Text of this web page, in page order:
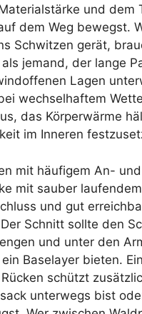
und dem
dem Weg bewegst.
Schwitzen gerät,
jemand, der lange
Lagen
wechselhaftem
das Körperwärme
im Inneren
mit häufigem An-
mit sauber laufendem
und gut
Schnitt sollte den
und unter den
Baselayer bieten.
schützt
unterwegs bist